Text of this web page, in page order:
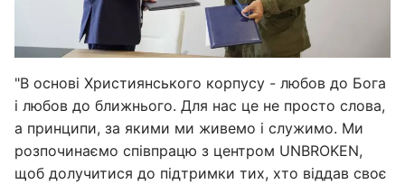
"В основі Християнського корпусу - любов до Бога
і любов до ближнього. Для нас це не просто слова,
а принципи, за якими ми живемо і служимо. Ми
розпочинаємо співпрацю з центром UNBROKEN,
щоб долучитися до підтримки тих, хто віддав своє